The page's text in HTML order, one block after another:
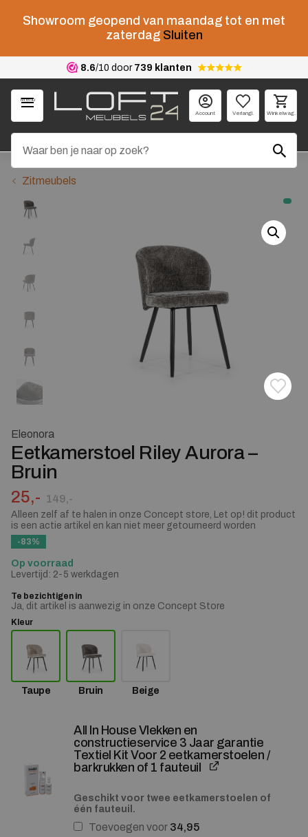
Showroom geopend van maandag tot en met
zaterdag Sluiten
8.6/10 door 739 klanten
Menu
Account Verlangl. Winkelwag.
Zitmeubels
Eleonora
Eetkamerstoel Riley Aurora –
Bruin
149,-
Oorspronkelijke prijs was: 149,-.
25,-
Huidige prijs is: 25,-.
Alleen zelf af te halen in onze Concept store, Let op! dit product
is een actie artikel en kan niet meer getourneerd worden
-83%
Op voorraad
Levertijd: 2-5 werkdagen
Te bezichtigen in
Ja, dit artikel is aanwezig in onze Concept Store
Kleur
Taupe Bruin Beige
All In House Vlekken en
constructieservice 3 Jaar garantie
Textiel Kit Voor 2 eetkamerstoelen /
barkrukken of 1 fauteuil
Geschikt voor twee eetkamerstoelen of
één fauteuil.
Toevoegen voor 34,95